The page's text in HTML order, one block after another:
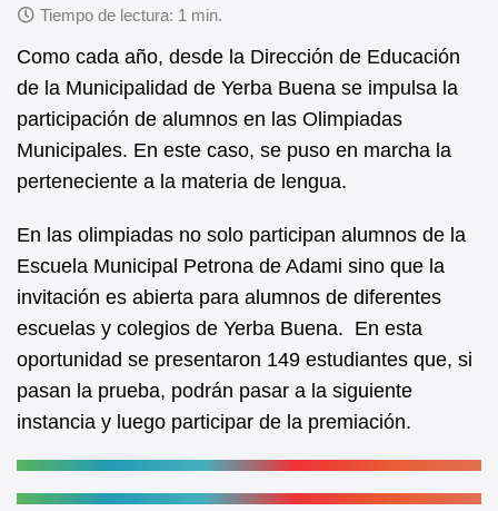
c
e
b
o
o
k
at
s
A
p
p
Como cada año, desde la Dirección de Educación
de la Municipalidad de Yerba Buena se impulsa la
participación de alumnos en las Olimpiadas
Municipales. En este caso, se puso en marcha la
perteneciente a la materia de lengua.
En las olimpiadas no solo participan alumnos de la
Escuela Municipal Petrona de Adami sino que la
invitación es abierta para alumnos de diferentes
escuelas y colegios de Yerba Buena. En esta
oportunidad se presentaron 149 estudiantes que, si
pasan la prueba, podrán pasar a la siguiente
instancia y luego participar de la premiación.